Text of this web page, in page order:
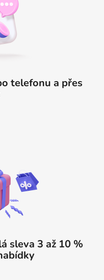
telefonu a přes
sleva 3 až 10 %